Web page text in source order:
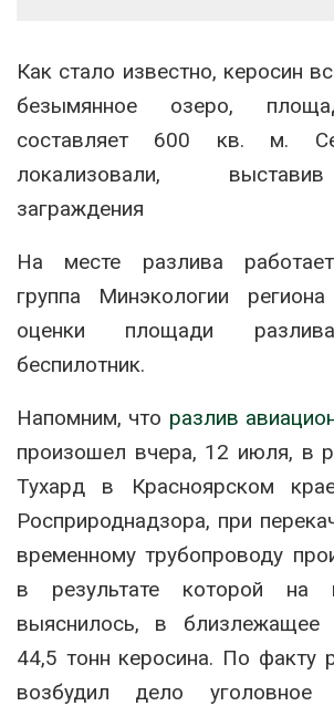
Как стало известно, керосин
безымянное озеро,
составляет 600 кв. м.
локализовали,
заграждения
На месте разлива
группа Минэкологии
оценки площади
беспилотник.
Напомним, что разлив
произошел вчера, 12 июля, в
Тухард в Красноярском
Росприроднадзора, при
временному трубопроводу
в результате которой на
выяснилось, в близлежащее
44,5 тонн керосина. По факту
возбудил дело